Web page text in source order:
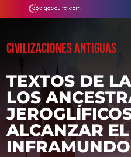
CIVILIZACIONES ANTIGUAS
TEXTOS DE
LOS
ALCANZAR EL
INFRAMUNDO